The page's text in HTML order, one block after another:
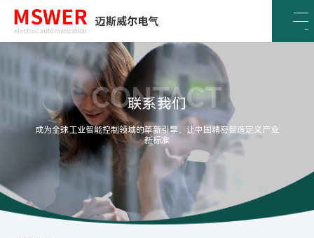
CONTACT
联系我们
成为全球工业智能控制领域的革新引擎，让中国精密智造定义产业
新标准